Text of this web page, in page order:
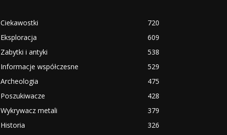
Ciekawostki
720
Eksploracja
609
Zabytki i antyki
538
Informacje współczesne
529
Archeologia
475
Poszukiwacze
428
Wykrywacz metali
379
Historia
326